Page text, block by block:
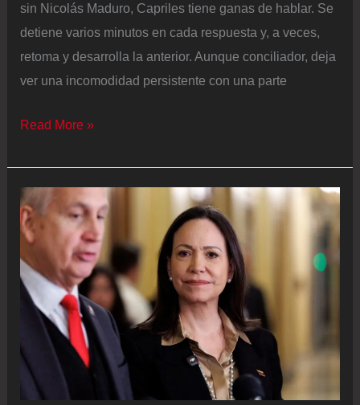
sin Nicolás Maduro, Capriles tiene ganas de hablar. Se
detiene varios minutos en cada respuesta y, a veces,
retoma y desarrolla la anterior. Aunque conciliador, deja
ver una incomodidad persistente con una parte
Henrique
“Los
venezolanos
no
nos
vamos
a
conformar
con
Read More »